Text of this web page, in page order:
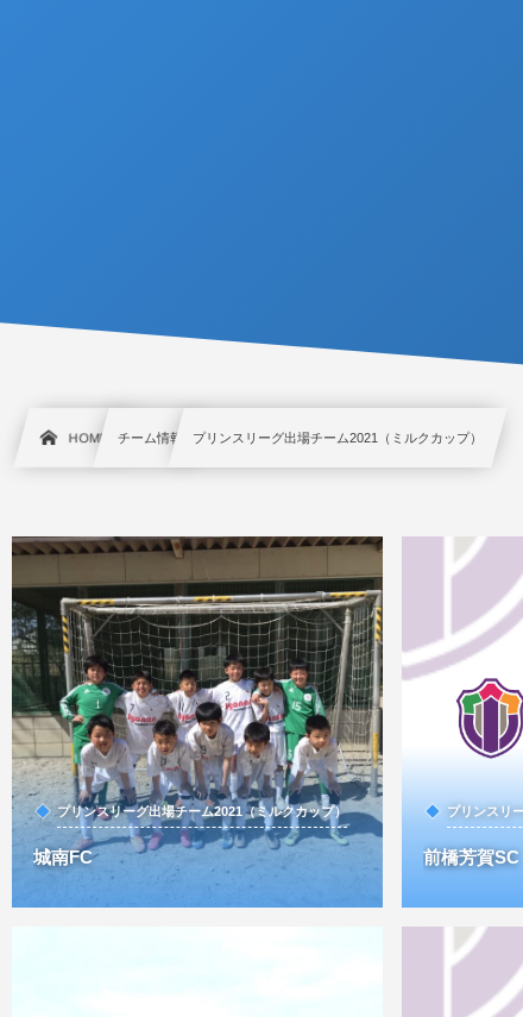
HOME チーム情報 プリンスリーグ出場チーム2021（ミルクカップ）
プリンスリーグ出場チーム2021（ミルクカップ）
城南FC
プリンスリ
前橋芳賀SC